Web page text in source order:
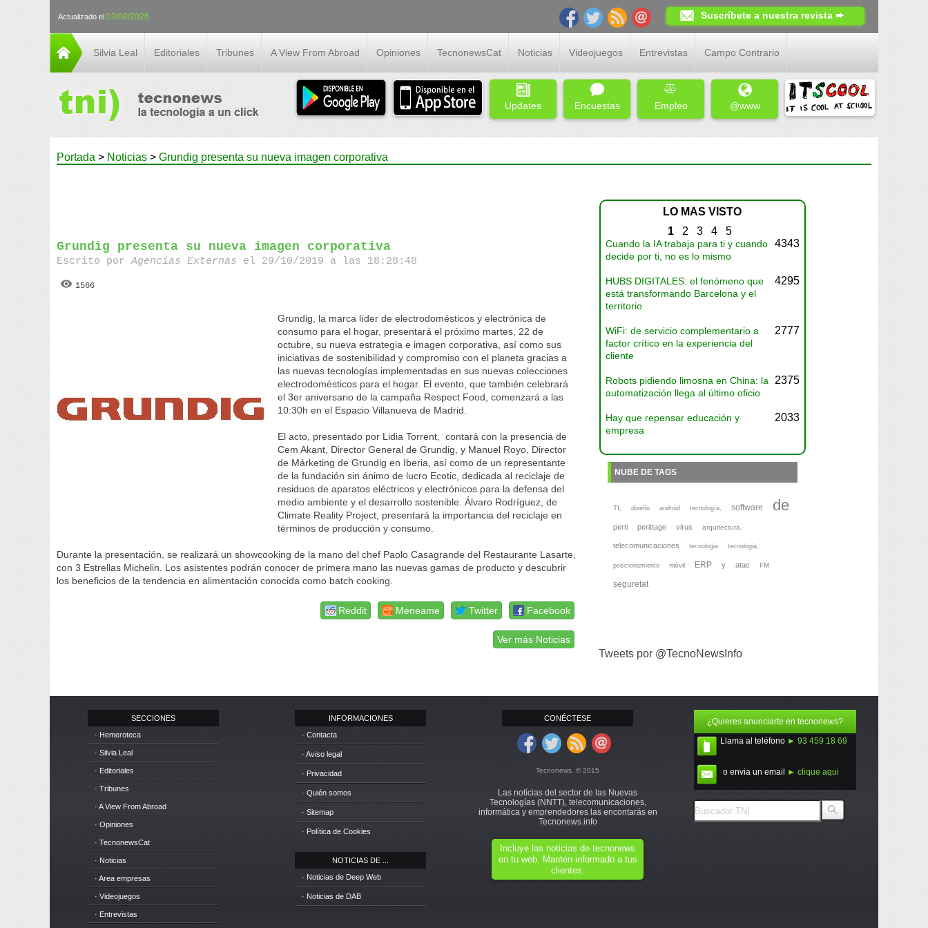
Actualizado el 03/08/2026 Suscríbete a nuestra revista ➨
Silvia Leal Editoriales Tribunes A View From Abroad Opiniones TecnonewsCat Noticias Videojuegos Entrevistas Campo Contrario
Updates Encuestas Empleo @www
Portada > Noticias > Grundig presenta su nueva imagen corporativa
Grundig presenta su nueva imagen corporativa
Escrito porAgencias Externas el 29/10/2019 a las 18:28:48
1566
Grundig, la marca líder de electrodomésticos y electrónica de
consumo para el hogar, presentará el próximo martes, 22 de
octubre, su nueva estrategia e imagen corporativa, así como sus
iniciativas de sostenibilidad y compromiso con el planeta gracias a
las nuevas tecnologías implementadas en sus nuevas colecciones
electrodomésticos para el hogar. El evento, que también celebrará
el 3er aniversario de la campaña Respect Food, comenzará a las
10:30h en el Espacio Villanueva de Madrid.
El acto, presentado por Lidia Torrent, contará con la presencia de
Cem Akant, Director General de Grundig, y Manuel Royo, Director
de Márketing de Grundig en Iberia, así como de un representante
de la fundación sin ánimo de lucro Ecotic, dedicada al reciclaje de
residuos de aparatos eléctricos y electrónicos para la defensa del
medio ambiente y el desarrollo sostenible. Álvaro Rodríguez, de
Climate Reality Project, presentará la importancia del reciclaje en
términos de producción y consumo.
Durante la presentación, se realizará un showcooking de la mano del chef Paolo Casagrande del Restaurante Lasarte,
con 3 Estrellas Michelin. Los asistentes podrán conocer de primera mano las nuevas gamas de producto y descubrir
los beneficios de la tendencia en alimentación conocida como batch cooking.
Facebook
Twitter
Meneame
Reddit
Ver más Noticias
LO MAS VISTO
1 2 3 4 5
Cuando la IA trabaja para ti y cuando
decide por ti, no es lo mismo
4343
HUBS DIGITALES: el fenómeno que
está transformando Barcelona y el
territorio
4295
WiFi: de servicio complementario a
factor crítico en la experiencia del
cliente
2777
Robots pidiendo limosna en China: la
automatización llega al último oficio
2375
Hay que repensar educación y
empresa
2033
NUBE DE TAGS
TI, diseño android tecnología, software de
perti perittage virus arquitectura,
telecomunicaciones tecnologia tecnologia,
posicionamiento móvil ERP y atac FM
seguretat
Tweets por @TecnoNewsInfo
SECCIONES
· Hemeroteca
· Silvia Leal
· Editoriales
· Tribunes
· A View From Abroad
· Opiniones
· TecnonewsCat
· Noticias
· Area empresas
· Videojuegos
· Entrevistas
INFORMACIONES
· Contacta
· Aviso legal
· Privacidad
· Quién somos
· Sitemap
· Política de Cookies
NOTICIAS DE ...
· Noticias de Deep Web
· Noticias de DAB
CONÉCTESE
Tecnonews. © 2015
Las notícias del sector de las Nuevas
Tecnologías (NNTT), telecomunicaciones,
informática y emprendedores las encontarás en
Tecnonews.info
Incluye las noticias de tecnonews
en tu web. Mantén informado a tus
clientes.
¿Quieres anunciarte en tecnonews?
Llama al teléfono ► 93 459 18 69
o envia un email ► clique aqui